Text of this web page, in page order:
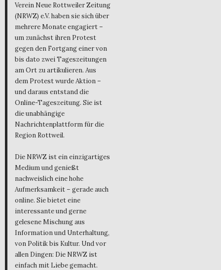
Verein Neue Rottweiler Zeitung
(NRWZ) e.V. haben sie sich über
mehrere Monate engagiert –
um zunächst ihren Protest
gegen den Fortgang einer von
bis dato zwei Tageszeitungen
am Ort zu artikulieren. Aus
dem Protest wurde Aktion –
und daraus entstand die
Online-Tageszeitung. Sie ist
die unabhängige
Nachrichtenplattform für die
Region Rottweil.
Die NRWZ ist ein einzigartiges
Medium und genießt
nachweislich eine hohe
Aufmerksamkeit – gerade auch
online. Sie bietet eine
interessante und gerne
gelesene Mischung aus
Information und Unterhaltung,
von Politik bis Kultur. Und vor
allen Dingen: Die NRWZ ist
einfach mit Liebe gemacht.